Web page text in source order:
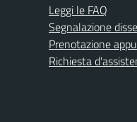
Leggi le FAQ
Segnalazione
Prenotazione
Richiesta